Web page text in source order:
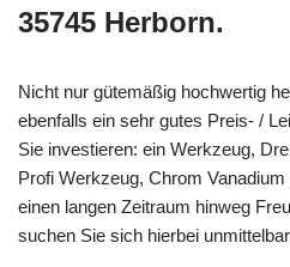
35745 Herborn.
Nicht nur gütemäßig hochwertig
ebenfalls ein sehr gutes Preis- /
Sie investieren: ein Werkzeug,
Profi Werkzeug, Chrom
einen langen Zeitraum hinweg
suchen Sie sich hierbei